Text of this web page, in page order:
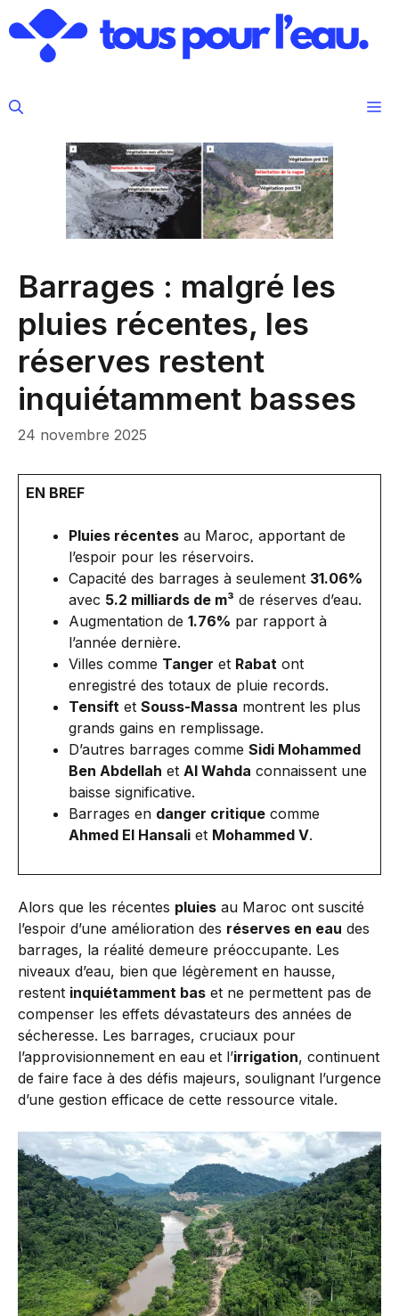
au
contenu
Barrages : malgré les
pluies récentes, les
réserves restent
inquiétamment basses
24 novembre 2025
EN BREF
Pluies récentes au Maroc, apportant de
l’espoir pour les réservoirs.
Capacité des barrages à seulement 31.06%
avec 5.2 milliards de m³ de réserves d’eau.
Augmentation de 1.76% par rapport à
l’année dernière.
Villes comme Tanger et Rabat ont
enregistré des totaux de pluie records.
Tensift et Souss-Massa montrent les plus
grands gains en remplissage.
D’autres barrages comme Sidi Mohammed
Ben Abdellah et Al Wahda connaissent une
baisse significative.
Barrages en danger critique comme
Ahmed El Hansali et Mohammed V.
Alors que les récentes pluies au Maroc ont suscité
l’espoir d’une amélioration des réserves en eau des
barrages, la réalité demeure préoccupante. Les
niveaux d’eau, bien que légèrement en hausse,
restent inquiétamment bas et ne permettent pas de
compenser les effets dévastateurs des années de
sécheresse. Les barrages, cruciaux pour
l’approvisionnement en eau et l’irrigation, continuent
de faire face à des défis majeurs, soulignant l’urgence
d’une gestion efficace de cette ressource vitale.